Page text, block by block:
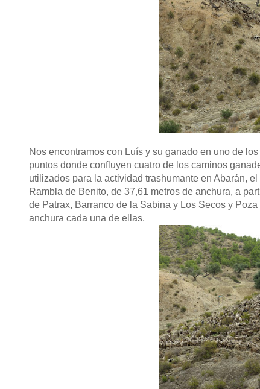
Nos encontramos con Luís y su ganado en uno de los
puntos donde confluyen cuatro de los caminos
utilizados para la actividad trashumante en Abarán,
Rambla de Benito, de 37,61 metros de anchura, a
de Patrax, Barranco de la Sabina y Los Secos y
anchura cada una de ellas.